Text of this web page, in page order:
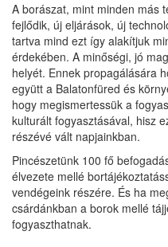
A borászat, mint minden más
fejlődik, új eljárások, új
tartva mind ezt így alakítjuk
érdekében. A minőségi, jó
helyét. Ennek propagálására
együtt a Balatonfüred és
hogy megismertessük a
kulturált fogyasztásával, hisz
részévé vált napjainkban.
Pincészetünk 100 fő
élvezete mellé
vendégeink részére. És ha
csárdánkban a borok mellé
fogyaszthatnak.